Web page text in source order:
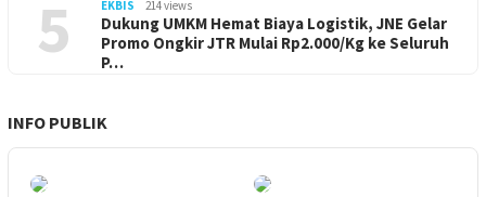
5 EKBIS 214 views
Dukung UMKM Hemat Biaya Logistik, JNE Gelar
Promo Ongkir JTR Mulai Rp2.000/Kg ke Seluruh
P…
INFO PUBLIK